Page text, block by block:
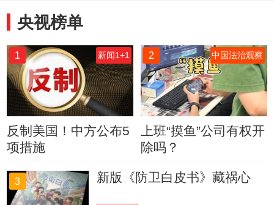
央视榜单
1 新闻1+1
反制美国！中方公布5
项措施
2 中国法治观察
上班“摸鱼”公司有权开
除吗？
3 新版《防卫白皮书》藏祸心